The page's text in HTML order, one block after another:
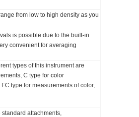
from low to high density as you
is possible due to the built-in
convenient for averaging
types of this instrument are
C type for color
type for measurements of color,
attachments,